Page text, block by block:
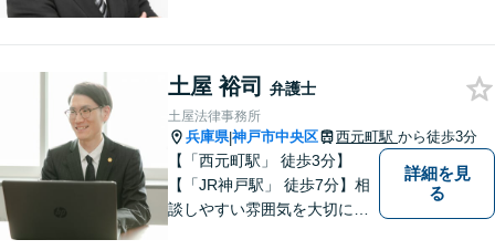
解決金1000万円の獲得実績！
法人向け研修講師を務める
【休日・夜間面談】神戸駅4分
土屋 裕司 弁護士
土屋法律事務所
兵庫県|神戸市中央区 西元町駅 から徒歩3分
【「西元町駅」 徒歩3分】
【「JR神戸駅」 徒歩7分】相
談しやすい雰囲気を大切に
詳細を見
る